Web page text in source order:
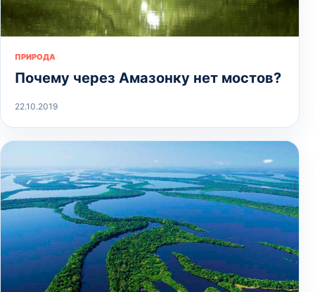
ПРИРОДА
Почему через Амазонку нет мостов?
22.10.2019